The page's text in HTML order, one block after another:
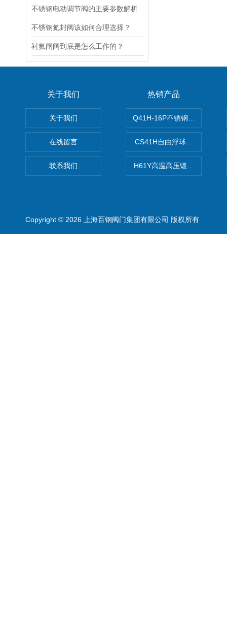
不锈钢电动调节阀的主要参数解析
不锈钢氮封阀该如何合理选择？
衬氟闸阀到底是怎么工作的？
关于我们
关于我们
在线留言
联系我们
热销产品
Q41H-16P不锈钢硬密封球阀
CS41H自由浮球式蒸汽疏水
H61Y高温高压锻钢止回阀
Copyright © 2026 上海百钢阀门集团有限公司 版权所有